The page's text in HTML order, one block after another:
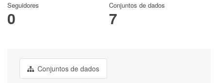
Seguidores
0
Conjuntos de dados
7
Conjuntos de dados